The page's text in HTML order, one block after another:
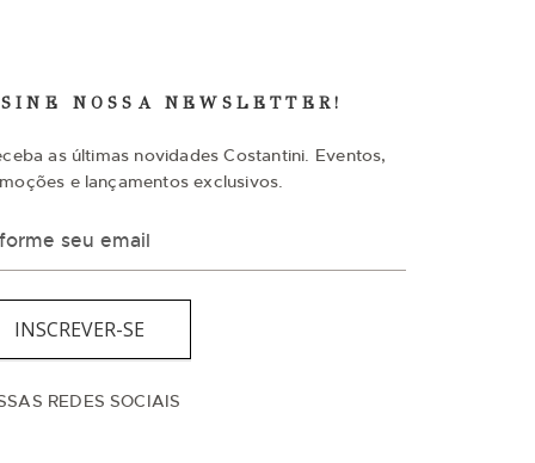
NOSSA NEWSLETTER!
as últimas novidades Costantini. Eventos,
e lançamentos exclusivos.
INSCREVER-SE
REDES SOCIAIS